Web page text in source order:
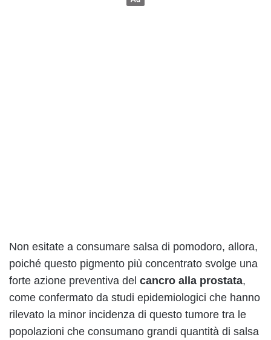
Non esitate a consumare salsa di pomodoro, allora,
poiché questo pigmento più concentrato svolge una
forte azione preventiva del cancro alla prostata,
come confermato da studi epidemiologici che hanno
rilevato la minor incidenza di questo tumore tra le
popolazioni che consumano grandi quantità di salsa